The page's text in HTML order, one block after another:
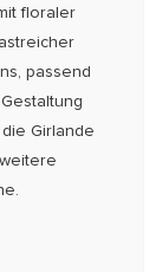
floraler
passend
Girlande